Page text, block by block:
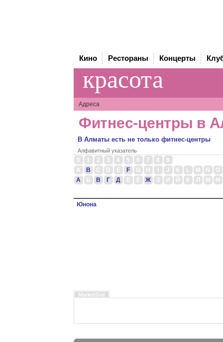
Кино Рестораны Концерты
красота
Адреса
Фитнес-центры в
В Алматы есть не только фитнес-центры
Алфавитный указатель
0 1 2 3 4 5 6 7 8
9
A
B C D E F G H J K L M N
O
А
Б В Г Д Е Ё Ж З И Й К Л М Н
Юнона
MarketGid